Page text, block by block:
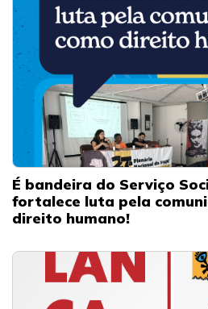
É bandeira do Serviço
fortalece luta pela
direito humano!